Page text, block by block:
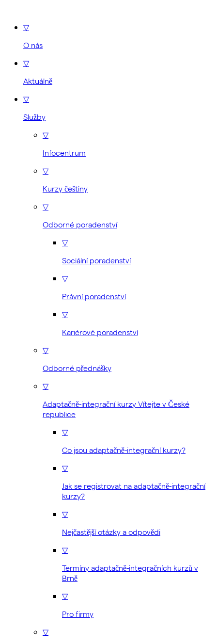
▽
O nás
▽
Aktuálně
▽
Služby
▽
Infocentrum
▽
Kurzy češtiny
▽
Odborné poradenství
▽
Sociální poradenství
▽
Právní poradenství
▽
Kariérové poradenství
▽
Odborné přednášky
▽
Adaptačně-integrační kurzy Vítejte v České
republice
▽
Co jsou adaptačně-integrační kurzy?
▽
Jak se registrovat na adaptačně-integrační
kurzy?
▽
Nejčastější otázky a odpovědi
▽
Termíny adaptačně-integračních kurzů v
Brně
▽
Pro firmy
▽